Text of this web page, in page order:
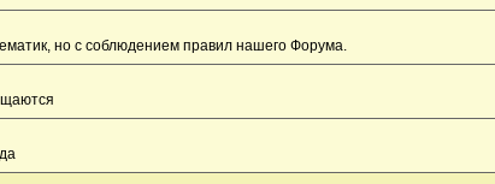
но с соблюдением правил нашего Форума.